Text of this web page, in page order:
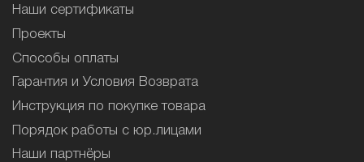
Наши сертификаты
Проекты
Способы оплаты
Гарантия и Условия Возврата
Инструкция по покупке товара
Порядок работы с юр.лицами
Наши партнёры